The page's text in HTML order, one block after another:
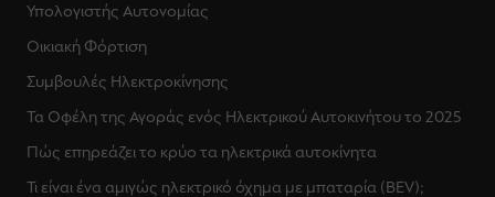
Υπολογιστής Αυτονομίας
Οικιακή Φόρτιση
Συμβουλές Ηλεκτροκίνησης
Τα Οφέλη της Αγοράς ενός Ηλεκτρικού Αυτοκινήτου το 2025
Πώς επηρεάζει το κρύο τα ηλεκτρικά αυτοκίνητα
Τι είναι ένα αμιγώς ηλεκτρικό όχημα με μπαταρία (BEV);